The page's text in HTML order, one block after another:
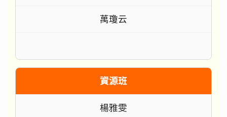
萬瓊云
資源班
楊雅雯